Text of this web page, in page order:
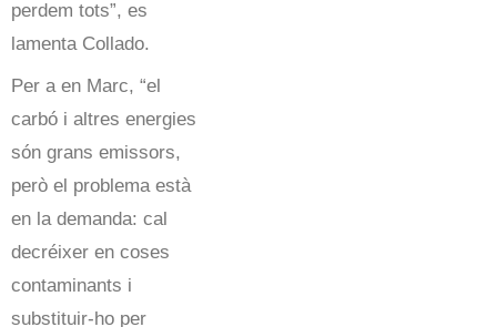
perdem tots”, es
lamenta Collado.
Per a en Marc, “el
carbó i altres energies
són grans emissors,
però el problema està
en la demanda: cal
decréixer en coses
contaminants i
substituir-ho per